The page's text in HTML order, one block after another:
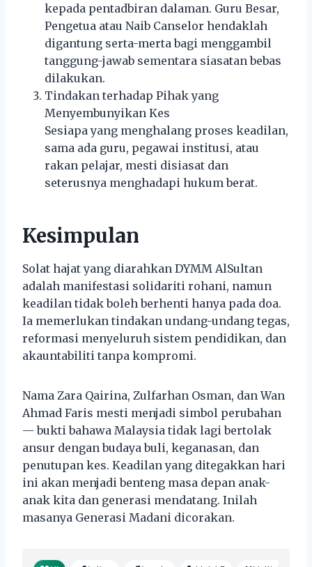
kepada pentadbiran dalaman. Guru Besar,
Pengetua atau Naib Canselor hendaklah
digantung serta-merta bagi menggambil
tanggung-jawab sementara siasatan bebas
dilakukan.
Tindakan terhadap Pihak yang
Menyembunyikan Kes
Sesiapa yang menghalang proses keadilan,
sama ada guru, pegawai institusi, atau
rakan pelajar, mesti disiasat dan
seterusnya menghadapi hukum berat.
Kesimpulan
Solat hajat yang diarahkan DYMM AlSultan
adalah manifestasi solidariti rohani, namun
keadilan tidak boleh berhenti hanya pada doa.
Ia memerlukan tindakan undang-undang tegas,
reformasi menyeluruh sistem pendidikan, dan
akauntabiliti tanpa kompromi.
Nama Zara Qairina, Zulfarhan Osman, dan Wan
Ahmad Faris mesti menjadi simbol perubahan
— bukti bahawa Malaysia tidak lagi bertolak
ansur dengan budaya buli, keganasan, dan
penutupan kes. Keadilan yang ditegakkan hari
ini akan menjadi benteng masa depan anak-
anak kita dan generasi mendatang. Inilah
masanya Generasi Madani dicorakan.